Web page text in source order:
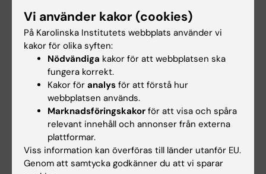
My research is mainly focused on the
development and evalutation of ICBT for
mental and sexual health.
Undervisning
I currently teach at Karolinska Institutet
Psychology program, and the doctoral course
"Clinical research in child- and adolescent
psyhiatry".
Vi använder kakor (cookies)
På Karolinska Institutets webbplats använder vi
kakor för olika syften:
Nödvändiga kakor för att webbplatsen ska
fungera korrekt.
Kakor för analys för att förstå hur
webbplatsen används.
Marknadsföringskakor för att visa och spåra
relevant innehåll och annonser från externa
plattformar.
Viss information kan överföras till länder utanför EU.
Genom att samtycka godkänner du att vi sparar